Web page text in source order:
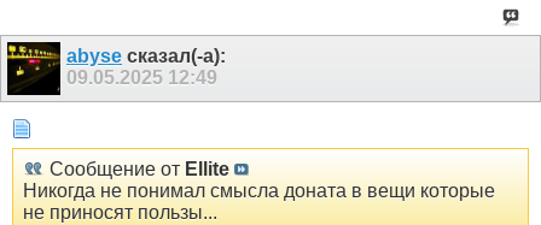
abyse сказал(-а):
09.05.2025 12:49
Сообщение от Ellite
Никогда не понимал смысла доната в вещи которые
не приносят пользы...